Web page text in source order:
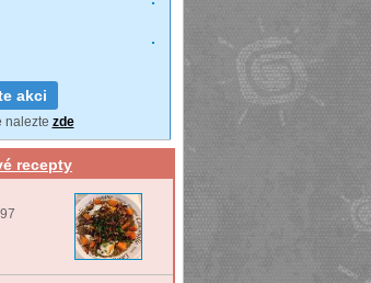
akci
nalezte zde
recepty